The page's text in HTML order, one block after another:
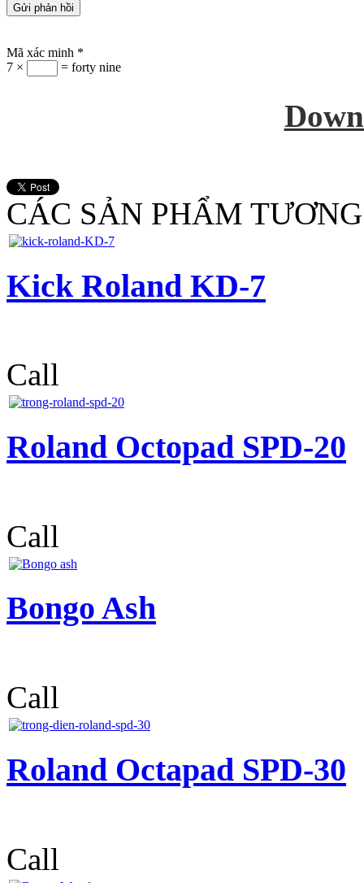
Mã xác minh *
7 ×
= forty nine
CÁC SẢN PHẨM
Kick Roland KD-7
Call
Roland Octopad SPD-20
Call
Bongo Ash
Call
Roland Octapad SPD-30
Call